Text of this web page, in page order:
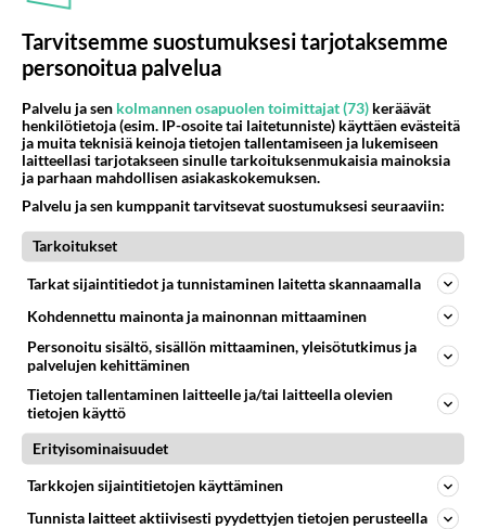
Madonna rikkoi seksitabuja ja
nautti - Paavi tuomitsi
rienauksesta ja yleisö ympäri
maailman rakasti
PARAS LEFFA IKINÄ
Tarvitsemme suostumuksesi tarjotaksemme
personoitua palvelua
Palvelu ja sen kolmannen osapuolen toimittajat (73) keräävät
henkilötietoja (esim. IP-osoite tai laitetunniste) käyttäen evästeitä
ja muita teknisiä keinoja tietojen tallentamiseen ja lukemiseen
laitteellasi tarjotakseen sinulle tarkoituksenmukaisia mainoksia
ja parhaan mahdollisen asiakaskokemuksen.
Palvelu ja sen kumppanit tarvitsevat suostumuksesi seuraaviin:
Tarkoitukset
Tarkat sijaintitiedot ja tunnistaminen laitetta skannaamalla
Kohdennettu mainonta ja mainonnan mittaaminen
Personoitu sisältö, sisällön mittaaminen, yleisötutkimus ja
palvelujen kehittäminen
Tietojen tallentaminen laitteelle ja/tai laitteella olevien
tietojen käyttö
Erityisominaisuudet
Tarkkojen sijaintitietojen käyttäminen
Tunnista laitteet aktiivisesti pyydettyjen tietojen perusteella